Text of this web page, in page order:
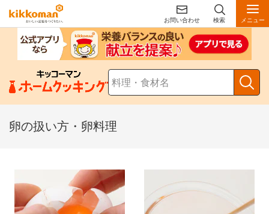
お問い合わせ 検索 メニュー
卵の扱い方・卵料理